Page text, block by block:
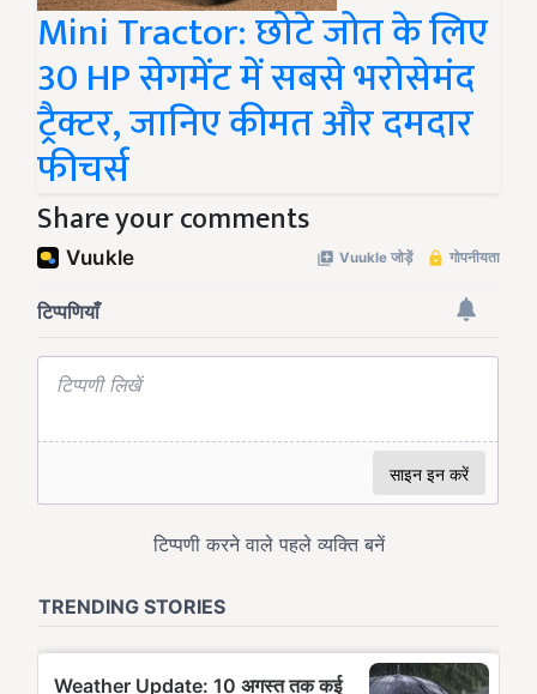
Mini Tractor: छोटे जोत के लिए
30 HP सेगमेंट में सबसे भरोसेमंद
ट्रैक्टर, जानिए कीमत और दमदार
फीचर्स
Share your comments